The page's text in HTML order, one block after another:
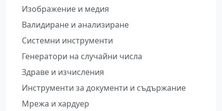
Изображение и медия
Валидиране и анализиране
Системни инструменти
Генератори на случайни числа
Здраве и изчисления
Инструменти за документи и съдържание
Мрежа и хардуер